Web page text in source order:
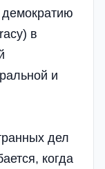
в
и
дел
когда